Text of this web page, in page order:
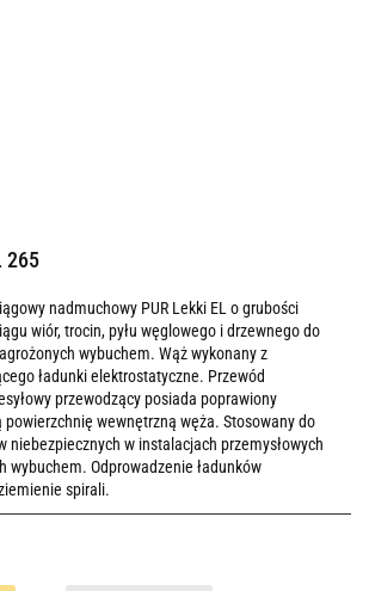
265
nadmuchowy PUR Lekki EL o grubości
wiór, trocin, pyłu węglowego i drzewnego do
wybuchem. Wąż wykonany z
ładunki elektrostatyczne. Przewód
przewodzący posiada poprawiony
powierzchnię wewnętrzną węża. Stosowany do
niebezpiecznych w instalacjach przemysłowych
wybuchem. Odprowadzenie ładunków
spirali.